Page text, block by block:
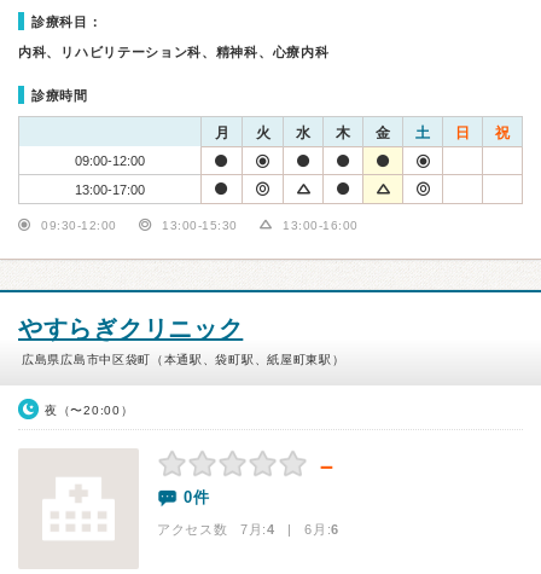
診療科目：
内科、リハビリテーション科、精神科、心療内科
診療時間
月 火 水 木 金 土 日 祝
09:00-12:00
13:00-17:00
09:30-12:00 13:00-15:30 13:00-16:00
やすらぎクリニック
広島県広島市中区袋町（本通駅、袋町駅、紙屋町東駅）
夜（〜20:00）
－
0件
アクセス数 7月:4 | 6月:6